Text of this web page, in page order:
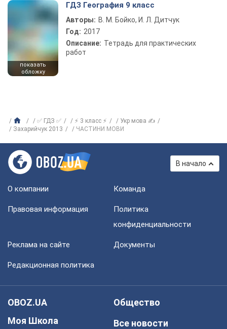
показать
обложку
ГДЗ География 9 класс
Авторы: В. М. Бойко, И. Л. Дитчук
Год: 2017
Описание: Тетрадь для практических
работ
✅ ГДЗ ✅ ⚡ 3 класс ⚡
Укр мова ✍
Захарийчук 2013
ЧАСТИНИ МОВИ
В начало
О компании Команда
Правовая информация
Политика
конфиденциальности
Реклама на сайте Документы
Редакционная политика
OBOZ.UA
Моя Школа
Общество
Все новости